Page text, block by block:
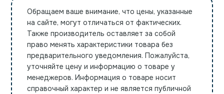
Обращаем ваше внимание, что цены, указанные
на сайте, могут отличаться от фактических.
Также производитель оставляет за собой
право менять характеристики товара без
предварительного уведомления. Пожалуйста,
уточняйте цену и информацию о товаре у
менеджеров. Информация о товаре носит
справочный характер и не является публичной